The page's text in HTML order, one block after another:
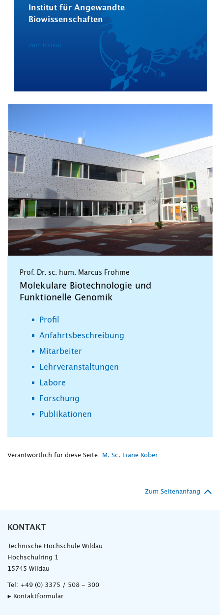
Institut für Angewandte
Biowissenschaften
Zum Institut
Prof. Dr. sc. hum. Marcus Frohme
Molekulare Biotechnologie und
Funktionelle Genomik
Profil
Anfahrtsbeschreibung
Mitarbeiter
Lehrveranstaltungen
Labore
Forschung
Publikationen
Verantwortlich für diese Seite: M. Sc. Liane Kober
Zum Seitenanfang
KONTAKT
Technische Hochschule Wildau
Hochschulring 1
15745 Wildau
Tel: +49 (0) 3375 / 508 - 300
▸ Kontaktformular